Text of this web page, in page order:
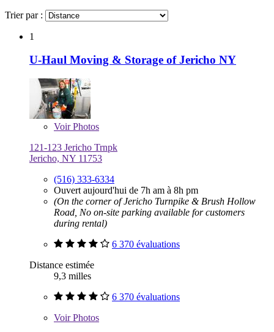
Trier par :
1
U-Haul Moving & Storage of Jericho NY
VoirPhotos
121-123 Jericho Trnpk
Jericho, NY 11753
(516) 333-6334
Ouvert aujourd'hui de 7h am à 8h pm
(On the corner of Jericho Turnpike & Brush Hollow
Road, No on-site parking available for customers
during rental)
6 370 évaluations
Distance estimée
9,3 milles
6 370 évaluations
VoirPhotos